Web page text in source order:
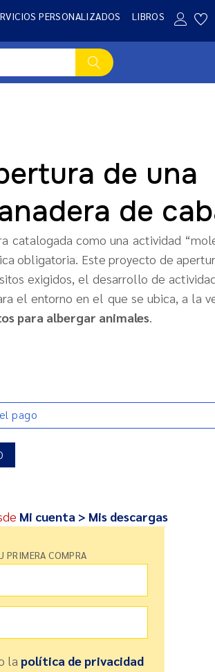
PERSONALIZADOS LIBROS
de una
de
catalogada como una actividad
obligatoria. Este proyecto de
exigidos, el desarrollo de
el entorno en el que se ubica, a la
para albergar animales.
pago
Mi cuenta > Mis descargas
PRIMERA COMPRA
la política de privacidad